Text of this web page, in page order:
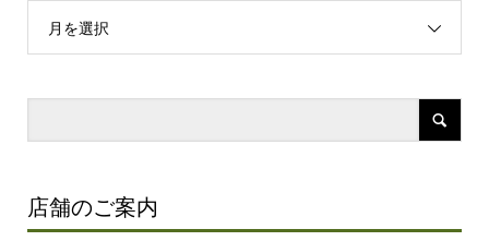
月を選択
店舗のご案内